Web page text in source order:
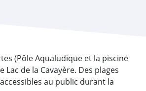
(Pôle Aqualudique et la piscine
Lac de la Cavayère. Des plages
au public durant la